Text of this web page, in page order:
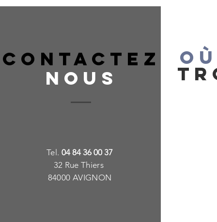
CONTACTEZ
NOUS
Te l. 04 84 36 00 37
32 Rue Thiers
84000 AVIGNON